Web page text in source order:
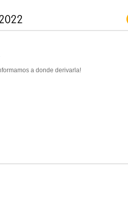
a donde derivarla!